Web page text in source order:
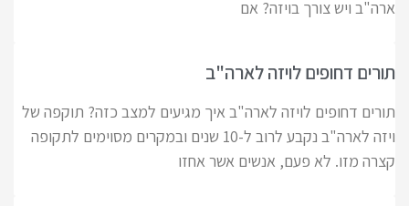
ארה"ב ויש צורך בויזה? אם
תורים דחופים לויזה לארה"ב
תורים דחופים לויזה לארה"ב איך מגיעים למצב כזה? תוקפה של
ויזה לארה"ב נקבע לרוב ל-10 שנים ובמקרים מסוימים לתקופה
קצרה מזו. לא פעם, אנשים אשר אחזו